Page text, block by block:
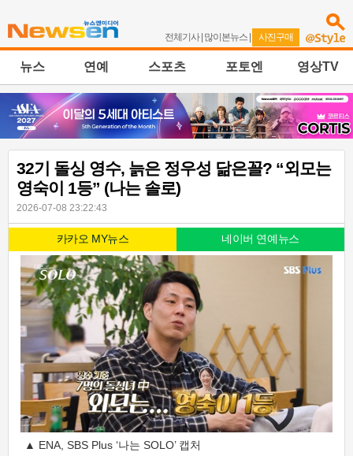
전체기사| 많이본뉴스 | 사진구매
뉴스 연예 스포츠 포토엔 영상TV
32기 돌싱 영수, 늙은 정우성 닮은꼴? “외모는
영숙이 1등” (나는 솔로)
2026-07-08 23:22:43
카카오 MY뉴스 네이버 연예뉴스
▲ ENA, SBS Plus ‘나는 SOLO’ 캡처